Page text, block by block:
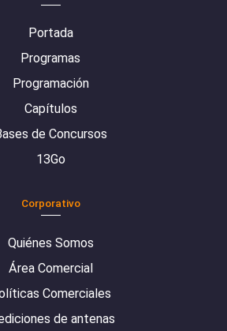
Portada
Programas
Programación
Capítulos
de Concursos
13Go
Corporativo
Quiénes Somos
Área Comercial
Comerciales
de antenas